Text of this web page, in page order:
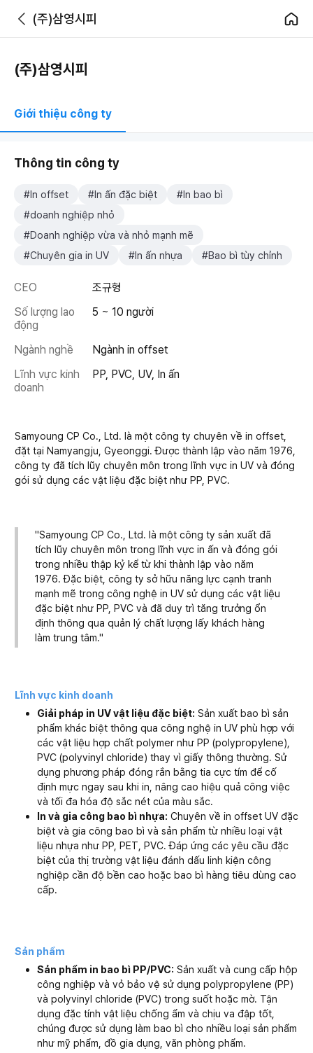
(주)삼영시피
(주)삼영시피
Giới thiệu công ty
Thông tin công ty
#In offset #In ấn đặc biệt
#In bao bì
#doanh nghiệp nhỏ
#Doanh nghiệp vừa và nhỏ mạnh mẽ
#Chuyên gia in UV
#In ấn nhựa #Bao bì tùy chỉnh
CEO
조규형
Số lượng lao
động
5 ~ 10 người
Ngành nghề
Ngành in offset
Lĩnh vực kinh
doanh
PP, PVC, UV, In ấn
Samyoung CP Co., Ltd. là một công ty chuyên về in offset,
đặt tại Namyangju, Gyeonggi. Được thành lập vào năm 1976,
công ty đã tích lũy chuyên môn trong lĩnh vực in UV và đóng
gói sử dụng các vật liệu đặc biệt như PP, PVC.
"Samyoung CP Co., Ltd. là một công ty sản xuất đã
tích lũy chuyên môn trong lĩnh vực in ấn và đóng gói
trong nhiều thập kỷ kể từ khi thành lập vào năm
1976. Đặc biệt, công ty sở hữu năng lực cạnh tranh
mạnh mẽ trong công nghệ in UV sử dụng các vật liệu
đặc biệt như PP, PVC và đã duy trì tăng trưởng ổn
định thông qua quản lý chất lượng lấy khách hàng
làm trung tâm."
Lĩnh vực kinh doanh
Giải pháp in UV vật liệu đặc biệt: Sản xuất bao bì sản
phẩm khác biệt thông qua công nghệ in UV phù hợp với
các vật liệu hợp chất polymer như PP (polypropylene),
PVC (polyvinyl chloride) thay vì giấy thông thường. Sử
dụng phương pháp đóng rắn bằng tia cực tím để cố
định mực ngay sau khi in, nâng cao hiệu quả công việc
và tối đa hóa độ sắc nét của màu sắc.
In và gia công bao bì nhựa: Chuyên về in offset UV đặc
biệt và gia công bao bì và sản phẩm từ nhiều loại vật
liệu nhựa như PP, PET, PVC. Đáp ứng các yêu cầu đặc
biệt của thị trường vật liệu đánh dấu linh kiện công
nghiệp cần độ bền cao hoặc bao bì hàng tiêu dùng cao
cấp.
Sản phẩm
Sản phẩm in bao bì PP/PVC: Sản xuất và cung cấp hộp
công nghiệp và vỏ bảo vệ sử dụng polypropylene (PP)
và polyvinyl chloride (PVC) trong suốt hoặc mờ. Tận
dụng đặc tính vật liệu chống ẩm và chịu va đập tốt,
chúng được sử dụng làm bao bì cho nhiều loại sản phẩm
như mỹ phẩm, đồ gia dụng, văn phòng phẩm.